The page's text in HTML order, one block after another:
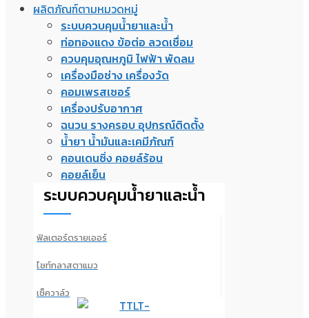
ผลิตภัณฑ์ตามหมวดหมู่
ระบบควบคุมน้ำยาและน้ำ
ท่อทองแดง ข้อต่อ ลวดเชื่อม
ควบคุมอุณหภูมิ ไฟฟ้า พัดลม
เครื่องมือช่าง เครื่องวัด
คอมเพรสเซอร์
เครื่องปรับอากาศ
ฉนวน รางครอบ อุปกรณ์ติดตั้ง
น้ำยา น้ำมันและเคมีภัณฑ์
คอนเดนซิ่ง คอยล์ร้อน
คอยล์เย็น
ระบบควบคุมน้ำยาและน้ำ
ฟิลเตอร์ดรายเออร์
ไซท์กลาสตาแมว
เช็ควาล์ว